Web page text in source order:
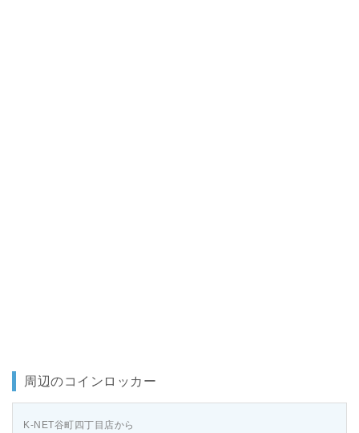
周辺のコインロッカー
K-NET谷町四丁目店から